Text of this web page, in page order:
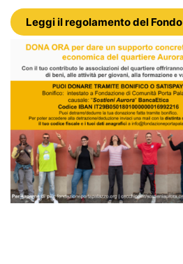
Leggi il regolamento del Fondo